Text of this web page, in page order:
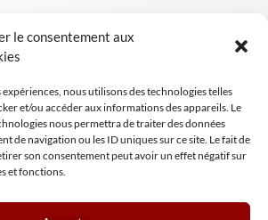
le consentement aux
nous utilisons des technologies telles
et/ou accéder aux informations des appareils. Le
nous permettra de traiter des données
de navigation ou les ID uniques sur ce site. Le fait de
son consentement peut avoir un effet négatif sur
et fonctions.